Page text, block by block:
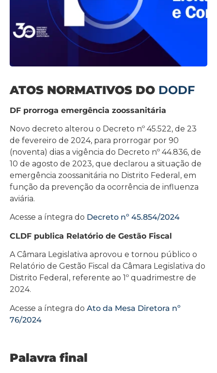
ATOS NORMATIVOS DO DODF
DF prorroga emergência zoossanitária
Novo decreto alterou o Decreto nº 45.522, de 23
de fevereiro de 2024, para prorrogar por 90
(noventa) dias a vigência do Decreto nº 44.836, de
10 de agosto de 2023, que declarou a situação de
emergência zoossanitária no Distrito Federal, em
função da prevenção da ocorrência de influenza
aviária.
Acesse a íntegra do Decreto nº 45.854/2024
CLDF publica Relatório de Gestão Fiscal
A Câmara Legislativa aprovou e tornou público o
Relatório de Gestão Fiscal da Câmara Legislativa do
Distrito Federal, referente ao 1º quadrimestre de
2024.
Acesse a íntegra do Ato da Mesa Diretora nº
76/2024
Palavra final